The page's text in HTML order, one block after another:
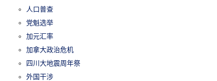
人口普查
党魁选举
加元汇率
加拿大政治危机
四川大地震周年祭
外国干涉